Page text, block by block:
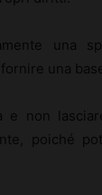
una
una
e non
poiché